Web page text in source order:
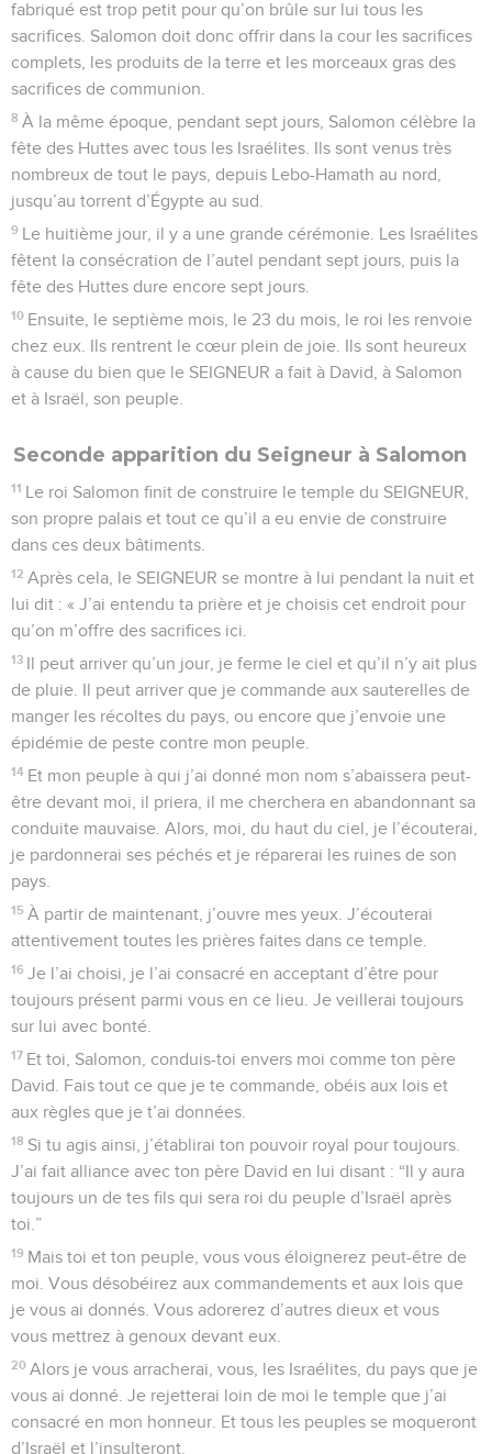
fabriqué est trop petit pour qu’on brûle sur lui tous les
sacrifices. Salomon doit donc offrir dans la cour les sacrifices
complets, les produits de la terre et les morceaux gras des
sacrifices de communion.
8 À la même époque, pendant sept jours, Salomon célèbre la
fête des Huttes avec tous les Israélites. Ils sont venus très
nombreux de tout le pays, depuis Lebo-Hamath au nord,
jusqu’au torrent d’Égypte au sud.
9 Le huitième jour, il y a une grande cérémonie. Les Israélites
fêtent la consécration de l’autel pendant sept jours, puis la
fête des Huttes dure encore sept jours.
10 Ensuite, le septième mois, le 23 du mois, le roi les renvoie
chez eux. Ils rentrent le cœur plein de joie. Ils sont heureux
à cause du bien que le SEIGNEUR a fait à David, à Salomon
et à Israël, son peuple.
Seconde apparition du Seigneur à Salomon
11 Le roi Salomon finit de construire le temple du SEIGNEUR,
son propre palais et tout ce qu’il a eu envie de construire
dans ces deux bâtiments.
12 Après cela, le SEIGNEUR se montre à lui pendant la nuit et
lui dit : « J’ai entendu ta prière et je choisis cet endroit pour
qu’on m’offre des sacrifices ici.
13 Il peut arriver qu’un jour, je ferme le ciel et qu’il n’y ait plus
de pluie. Il peut arriver que je commande aux sauterelles de
manger les récoltes du pays, ou encore que j’envoie une
épidémie de peste contre mon peuple.
14 Et mon peuple à qui j’ai donné mon nom s’abaissera peut-
être devant moi, il priera, il me cherchera en abandonnant sa
conduite mauvaise. Alors, moi, du haut du ciel, je l’écouterai,
je pardonnerai ses péchés et je réparerai les ruines de son
pays.
15 À partir de maintenant, j’ouvre mes yeux. J’écouterai
attentivement toutes les prières faites dans ce temple.
16 Je l’ai choisi, je l’ai consacré en acceptant d’être pour
toujours présent parmi vous en ce lieu. Je veillerai toujours
sur lui avec bonté.
17 Et toi, Salomon, conduis-toi envers moi comme ton père
David. Fais tout ce que je te commande, obéis aux lois et
aux règles que je t’ai données.
18 Si tu agis ainsi, j’établirai ton pouvoir royal pour toujours.
J’ai fait alliance avec ton père David en lui disant : “Il y aura
toujours un de tes fils qui sera roi du peuple d’Israël après
toi.”
19 Mais toi et ton peuple, vous vous éloignerez peut-être de
moi. Vous désobéirez aux commandements et aux lois que
je vous ai donnés. Vous adorerez d’autres dieux et vous
vous mettrez à genoux devant eux.
20 Alors je vous arracherai, vous, les Israélites, du pays que je
vous ai donné. Je rejetterai loin de moi le temple que j’ai
consacré en mon honneur. Et tous les peuples se moqueront
d’Israël et l’insulteront.